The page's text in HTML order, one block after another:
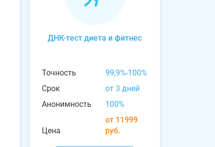
ДНК-тест диета и фитнес
Точность
99,9%-100%
Срок
от 3 дней
Анонимность
100%
Цена
от 11999
руб.